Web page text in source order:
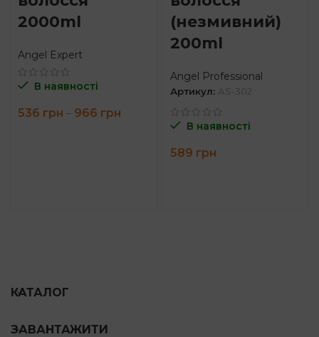
2000ml
Angel Expert
В наявності
536 грн – 966 грн
(незмивний)
200ml
Angel Professional
Артикул: AS-302
В наявності
589 грн
КАТАЛОГ
ЗАВАНТАЖИТИ